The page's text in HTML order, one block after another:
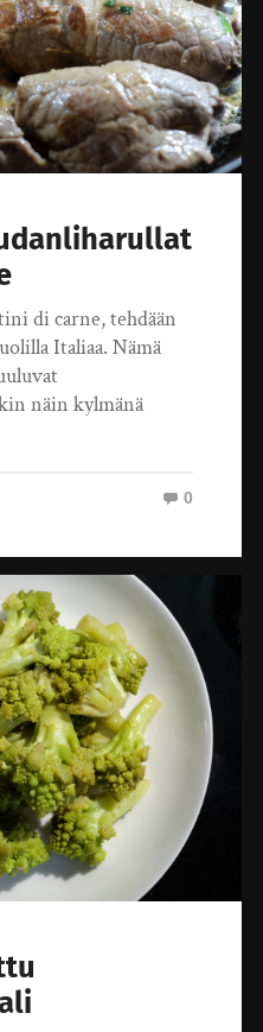
di carne, tehdään
Italiaa. Nämä
näin kylmänä
0